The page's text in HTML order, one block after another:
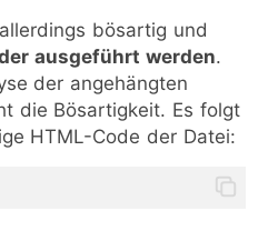
bösartig und
ausgeführt werden.
der angehängten
die Bösartigkeit. Es folgt
HTML-Code der Datei: